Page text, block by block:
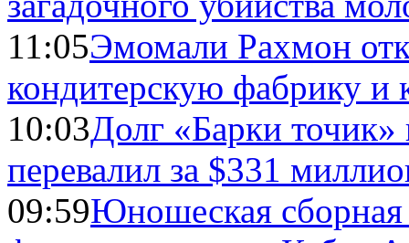
11:05Эмомали Рахмон
кондитерскую фабрику и
10:03Долг «Барки
перевалил за $331
09:59Юношеская